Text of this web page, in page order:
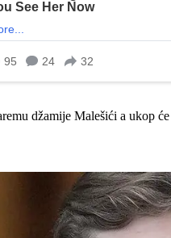
džamije Malešići a ukop